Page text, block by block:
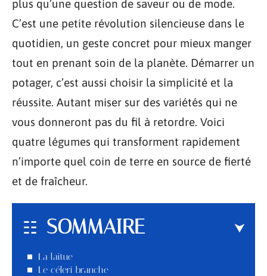
plus qu’une question de saveur ou de mode.
C’est une petite révolution silencieuse dans le
quotidien, un geste concret pour mieux manger
tout en prenant soin de la planète. Démarrer un
potager, c’est aussi choisir la simplicité et la
réussite. Autant miser sur des variétés qui ne
vous donneront pas du fil à retordre. Voici
quatre légumes qui transforment rapidement
n’importe quel coin de terre en source de fierté
et de fraîcheur.
SOMMAIRE
La laitue
Le céleri branche